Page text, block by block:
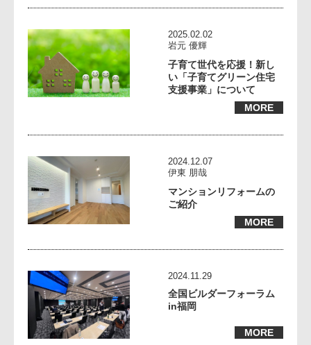
2025.02.02
岩元 優輝
子育て世代を応援！新し
い「子育てグリーン住宅
支援事業」について
MORE
2024.12.07
伊東 朋哉
マンションリフォームの
ご紹介
MORE
2024.11.29
全国ビルダーフォーラム
in福岡
MORE